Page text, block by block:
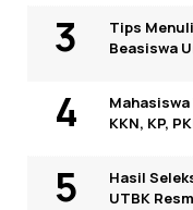
Tips
Beasiswa
Mahasiswa
KKN, KP,
Hasil
UTBK